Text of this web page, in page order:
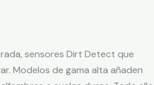
sensores Dirt Detect que
Modelos de gama alta añaden